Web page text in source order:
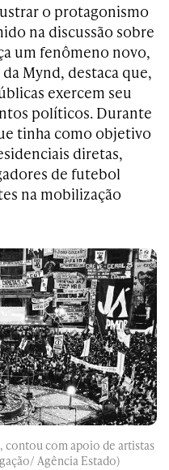
o protagonismo
na discussão sobre
um fenômeno novo,
Mynd, destaca que,
exercem seu
políticos. Durante
tinha como objetivo
diretas,
de futebol
na mobilização
contou com apoio de artistas
Agência Estado)